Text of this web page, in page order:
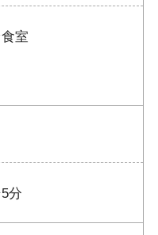
室
分